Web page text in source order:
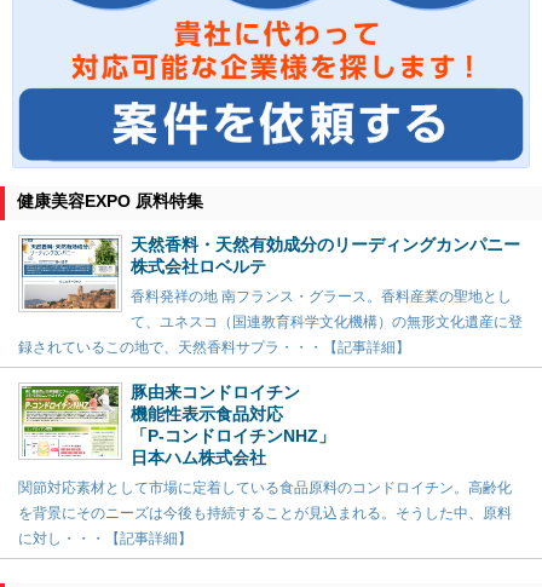
健康美容EXPO 原料特集
天然香料・天然有効成分のリーディングカンパニー
株式会社ロベルテ
香料発祥の地 南フランス・グラース。香料産業の聖地とし
て、ユネスコ（国連教育科学文化機構）の無形文化遺産に登
録されているこの地で、天然香料サプラ・・・【記事詳細】
豚由来コンドロイチン
機能性表示食品対応
「P-コンドロイチンNHZ」
日本ハム株式会社
関節対応素材として市場に定着している食品原料のコンドロイチン。高齢化
を背景にそのニーズは今後も持続することが見込まれる。そうした中、原料
に対し・・・【記事詳細】